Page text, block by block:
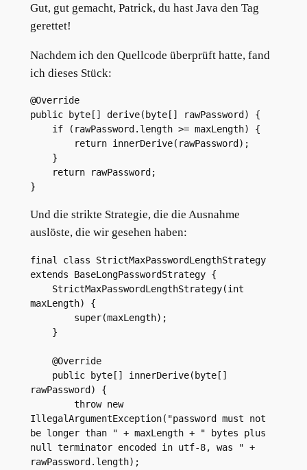
Gut, gut gemacht, Patrick, du hast Java den Tag
gerettet!
Nachdem ich den Quellcode überprüft hatte, fand
ich dieses Stück:
@Override
public byte[] derive(byte[] rawPassword) {
    if (rawPassword.length >= maxLength) {
        return innerDerive(rawPassword);
    }
    return rawPassword;
}
Und die strikte Strategie, die die Ausnahme
auslöste, die wir gesehen haben:
final class StrictMaxPasswordLengthStrategy
extends BaseLongPasswordStrategy {
maxLength) {
        super(maxLength);
    }
    @Override
rawPassword) {
IllegalArgumentException("password must not
be longer than " + maxLength + " bytes plus
null terminator encoded in utf-8, was " +
rawPassword.length);